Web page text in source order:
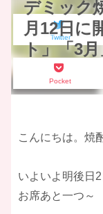
デミック
月12日に
ト」「3月
Twitter
Pocket
こんにちは。焼
いよいよ明後日
お席あと一つ～